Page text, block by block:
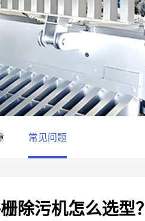
常见问题
除污机怎么选型